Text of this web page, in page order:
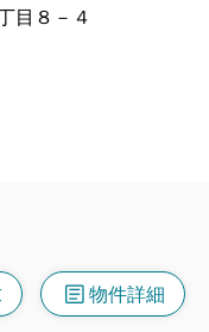
目８－４
article物件詳細